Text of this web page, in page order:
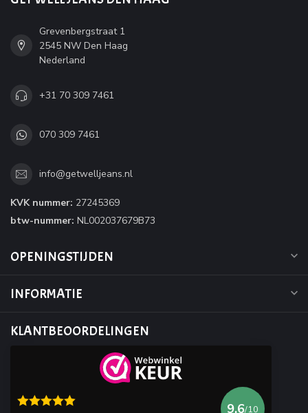
Grevenbergstraat 1
2545 NW Den Haag
Nederland
+31 70 309 7461
070 309 7461
info@getwelljeans.nl
KVK nummer: 27245369
btw-nummer: NL002037679B73
OPENINGSTIJDEN
INFORMATIE
KLANTBEOORDELINGEN
9.6/10